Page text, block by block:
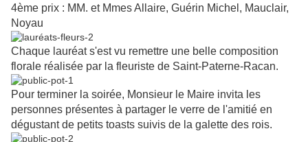
4ème prix : MM. et Mmes Allaire, Guérin Michel, Mauclair,
Noyau
Chaque lauréat s'est vu remettre une belle composition
florale réalisée par la fleuriste de Saint-Paterne-Racan.
Pour terminer la soirée, Monsieur le Maire invita les
personnes présentes à partager le verre de l'amitié en
dégustant de petits toasts suivis de la galette des rois.